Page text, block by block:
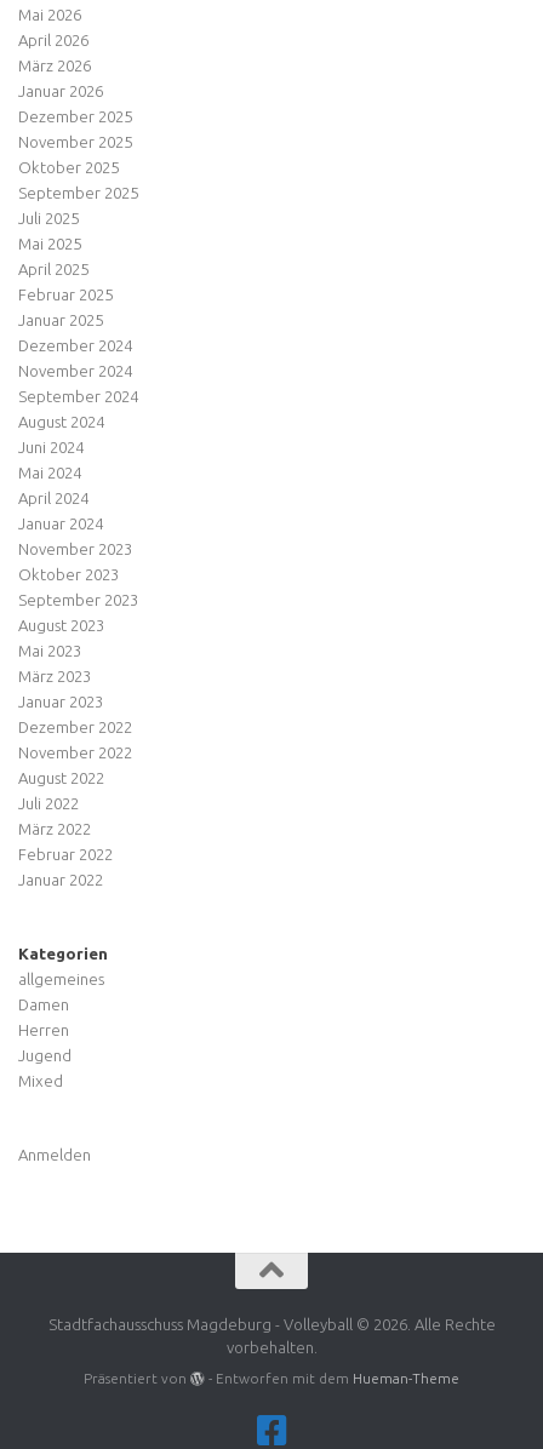
Mai 2026
April 2026
März 2026
Januar 2026
Dezember 2025
November 2025
Oktober 2025
September 2025
Juli 2025
Mai 2025
April 2025
Februar 2025
Januar 2025
Dezember 2024
November 2024
September 2024
August 2024
Juni 2024
Mai 2024
April 2024
Januar 2024
November 2023
Oktober 2023
September 2023
August 2023
Mai 2023
März 2023
Januar 2023
Dezember 2022
November 2022
August 2022
Juli 2022
März 2022
Februar 2022
Januar 2022
Kategorien
allgemeines
Damen
Herren
Jugend
Mixed
Anmelden
Stadtfachausschuss Magdeburg - Volleyball © 2026. Alle Rechte
vorbehalten.
Präsentiert von - Entworfen mit dem Hueman-Theme